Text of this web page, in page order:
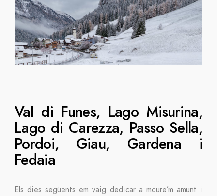
Val di Funes, Lago Misurina,
Lago di Carezza, Passo Sella,
Pordoi, Giau, Gardena i
Fedaia
Els dies següents em vaig dedicar a moure’m amunt i